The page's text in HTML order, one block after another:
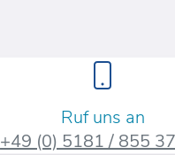
Ruf uns an
+49 (0) 5181 / 855